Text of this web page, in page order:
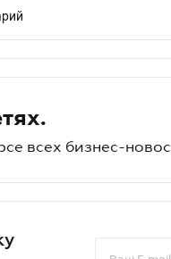
всех бизнес-